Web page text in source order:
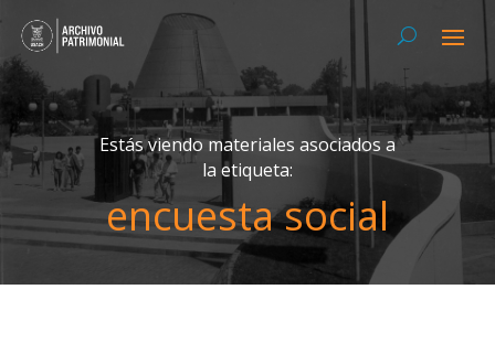
Estás viendo materiales asociados a
la etiqueta:
encuesta social